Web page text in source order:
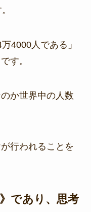
4000人である」
す。
か世界中の人数
行われることを
であり、思考